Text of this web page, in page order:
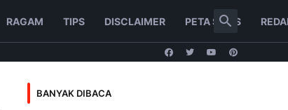
RAGAM TIPS DISCLAIMER PETA SITUS
BANYAK DIBACA